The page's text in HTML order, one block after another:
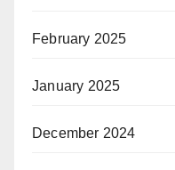
February 2025
January 2025
December 2024